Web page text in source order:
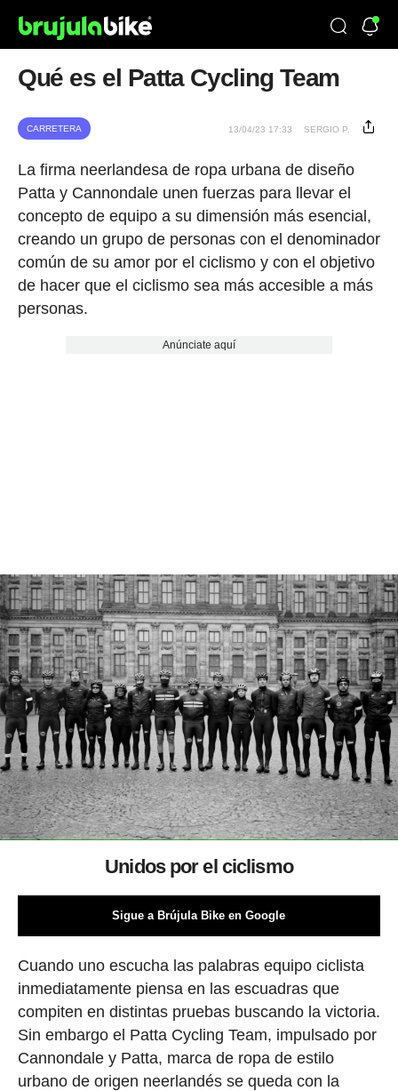
Qué es el Patta Cycling Team
CARRETERA 13/04/23 17:33 SERGIO P.
La firma neerlandesa de ropa urbana de diseño
Patta y Cannondale unen fuerzas para llevar el
concepto de equipo a su dimensión más esencial,
creando un grupo de personas con el denominador
común de su amor por el ciclismo y con el objetivo
de hacer que el ciclismo sea más accesible a más
personas.
Anúnciate aquí
Unidos por el ciclismo
Sigue a Brújula Bike en Google
Cuando uno escucha las palabras equipo ciclista
inmediatamente piensa en las escuadras que
compiten en distintas pruebas buscando la victoria.
Sin embargo el Patta Cycling Team, impulsado por
Cannondale y Patta, marca de ropa de estilo
urbano de origen neerlandés se queda con la